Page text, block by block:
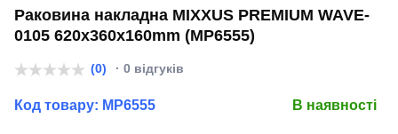
Раковина накладна MIXXUS PREMIUM WAVE-
0105 620х360х160mm (MP6555)
(0) · 0 відгуків
Код товару: MP6555 В наявності